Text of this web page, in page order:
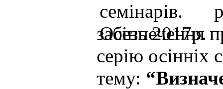
забезпечення
серію осінніх
тему: